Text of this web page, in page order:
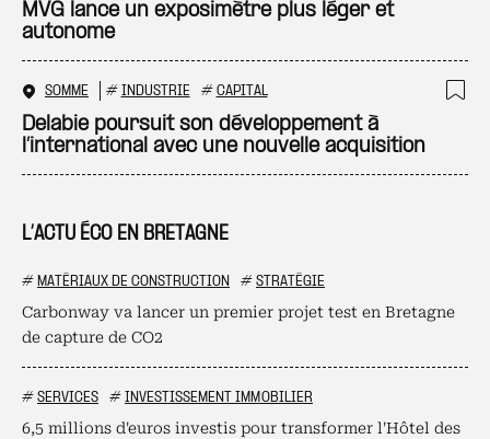
L’ACTU ÉCO EN BRETAGNE
# MATÉRIAUX DE CONSTRUCTION # STRATÉGIE
Carbonway va lancer un premier projet test en Bretagne
de capture de CO2
# SERVICES # INVESTISSEMENT IMMOBILIER
6,5 millions d'euros investis pour transformer l'Hôtel des
MVG lance un exposimètre plus léger et
autonome
SOMME # INDUSTRIE # CAPITAL
Delabie poursuit son développement à
l’international avec une nouvelle acquisition